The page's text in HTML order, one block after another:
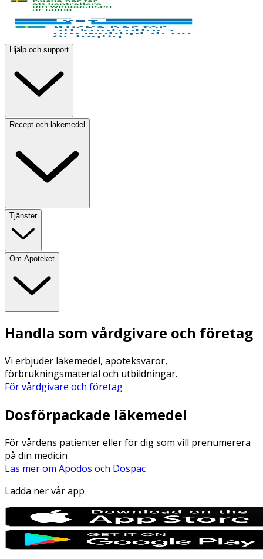
Hjälp och support
Recept och läkemedel
Tjänster
Om Apoteket
Handla som vårdgivare och företag
Vi erbjuder läkemedel, apoteksvaror,
förbrukningsmaterial och utbildningar.
För vårdgivare och företag
Dosförpackade läkemedel
För vårdens patienter eller för dig som vill prenumerera
på din medicin
Läs mer om Apodos och Dospac
Ladda ner vår app